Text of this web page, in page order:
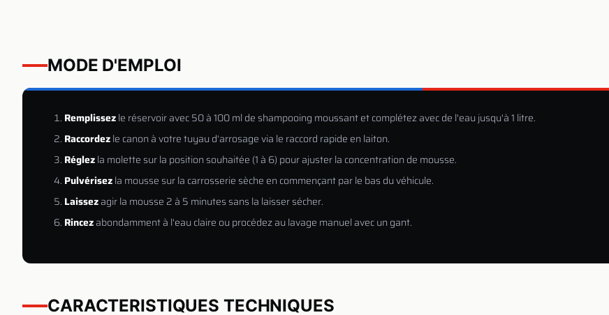
MODE D'EMPLOI
Remplissezle réservoir avec 50 à 100 ml de shampooing moussant et complétez avec de l'eau jusqu'à 1 litre.
Raccordezle canon à votre tuyau d'arrosage via le raccord rapide en laiton.
Réglezla molette sur la position souhaitée (1 à 6) pour ajuster la concentration de mousse.
Pulvérisezla mousse sur la carrosserie sèche en commençant par le bas du véhicule.
Laissezagir la mousse 2 à 5 minutes sans la laisser sécher.
Rincezabondamment à l'eau claire ou procédez au lavage manuel avec un gant.
CARACTERISTIQUES TECHNIQUES